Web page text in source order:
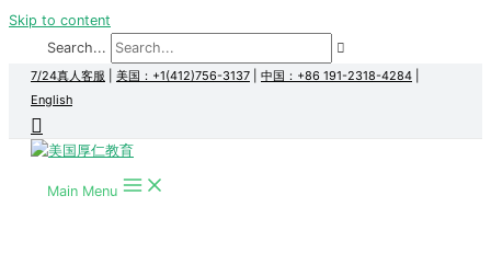
Skip to content
Search...
7/24真人客服 美国：+1(412)756-3137 中国：+86 191-2318-4284
English
Main Menu